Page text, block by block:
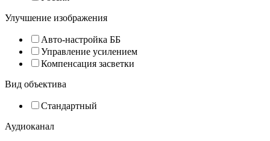
Улучшение изображения
Авто-настройка ББ
Управление усилением
Компенсация засветки
Вид объектива
Стандартный
Аудиоканал